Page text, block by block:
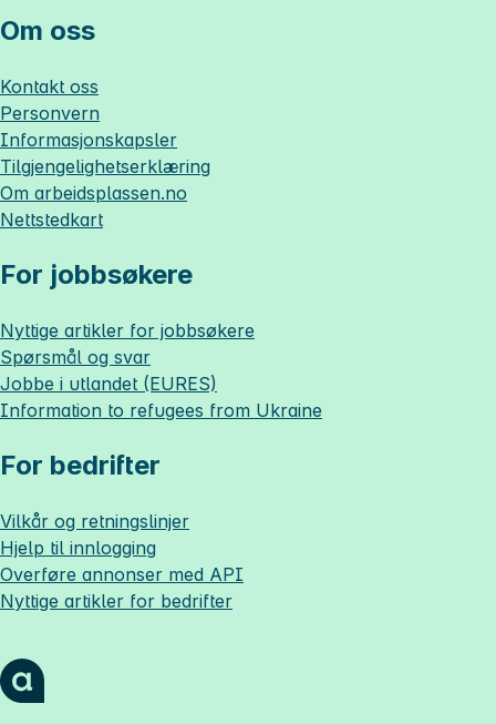
Om oss
Kontakt oss
Personvern
Informasjonskapsler
Tilgjengelighetserklæring
Om arbeidsplassen.no
Nettstedkart
For jobbsøkere
Nyttige artikler for jobbsøkere
Spørsmål og svar
Jobbe i utlandet (EURES)
Information to refugees from Ukraine
For bedrifter
Vilkår og retningslinjer
Hjelp til innlogging
Overføre annonser med API
Nyttige artikler for bedrifter